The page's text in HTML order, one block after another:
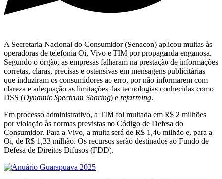
A Secretaria Nacional do Consumidor (Senacon) aplicou multas às
operadoras de telefonia Oi, Vivo e TIM por propaganda enganosa.
Segundo o órgão, as empresas falharam na prestação de informações
corretas, claras, precisas e ostensivas em mensagens publicitárias
que induziram os consumidores ao erro, por não informarem com
clareza e adequação as limitações das tecnologias conhecidas como
DSS (Dynamic Spectrum Sharing) e refarming.
Em processo administrativo, a TIM foi multada em R$ 2 milhões
por violação às normas previstas no Código de Defesa do
Consumidor. Para a Vivo, a multa será de R$ 1,46 milhão e, para a
Oi, de R$ 1,33 milhão. Os recursos serão destinados ao Fundo de
Defesa de Direitos Difusos (FDD).